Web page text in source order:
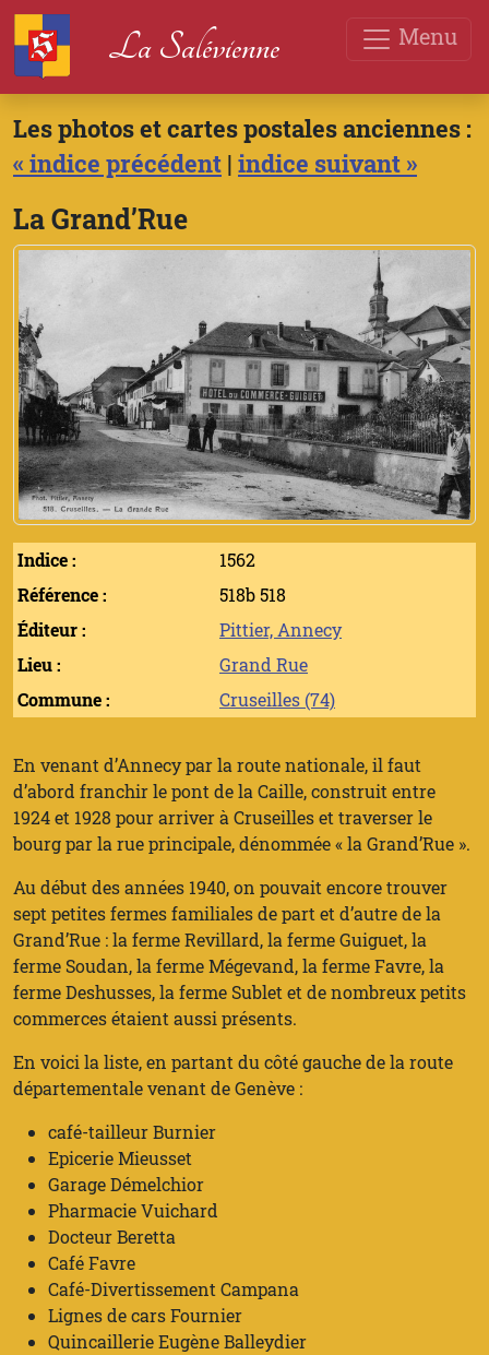
Menu
La Salévienne
Les photos et cartes postales anciennes :
« indice précédent | indice suivant »
La Grand’Rue
Indice :
1562
Référence :
518b 518
Éditeur :
Pittier, Annecy
Lieu :
Grand Rue
Commune :
Cruseilles (74)
En venant d’Annecy par la route nationale, il faut
d’abord franchir le pont de la Caille, construit entre
1924 et 1928 pour arriver à Cruseilles et traverser le
bourg par la rue principale, dénommée « la Grand’Rue ».
Au début des années 1940, on pouvait encore trouver
sept petites fermes familiales de part et d’autre de la
Grand’Rue : la ferme Revillard, la ferme Guiguet, la
ferme Soudan, la ferme Mégevand, la ferme Favre, la
ferme Deshusses, la ferme Sublet et de nombreux petits
commerces étaient aussi présents.
En voici la liste, en partant du côté gauche de la route
départementale venant de Genève :
café-tailleur Burnier
Epicerie Mieusset
Garage Démelchior
Pharmacie Vuichard
Docteur Beretta
Café Favre
Café-Divertissement Campana
Lignes de cars Fournier
Quincaillerie Eugène Balleydier